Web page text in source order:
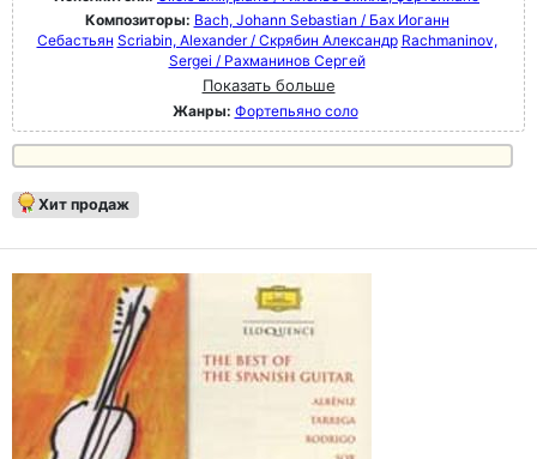
Композиторы: Bach, Johann Sebastian / Бах Иоганн
Себастьян Scriabin, Alexander / Скрябин Александр Rachmaninov,
Sergei / Рахманинов Сергей
Показать больше
Жанры: Фортепьяно соло
Хит продаж